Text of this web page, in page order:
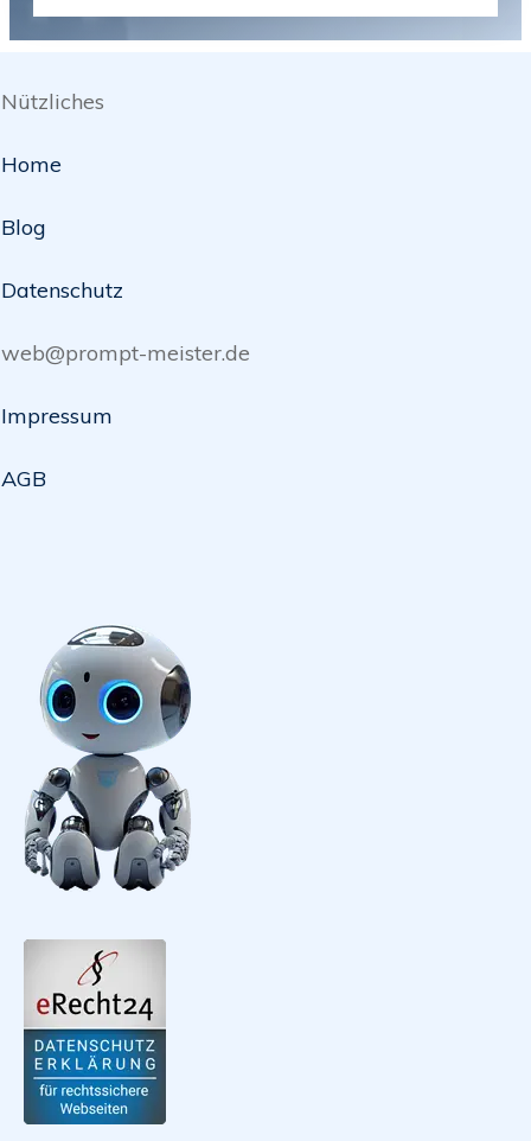
Nützliches
Home
Blog
Datenschutz
web@prompt-meister.de
Impressum
AGB